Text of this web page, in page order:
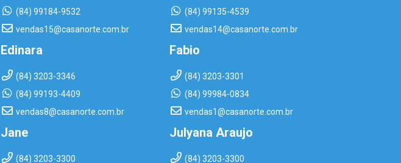
(84) 99184-9532
vendas15@casanorte.com.br
(84) 99135-4539
vendas14@casanorte.com.br
Edinara
(84) 3203-3346
(84) 99193-4409
vendas8@casanorte.com.br
Fabio
(84) 3203-3301
(84) 99984-0834
vendas1@casanorte.com.br
Jane
(84) 3203-3300
Julyana Araujo
(84) 3203-3300